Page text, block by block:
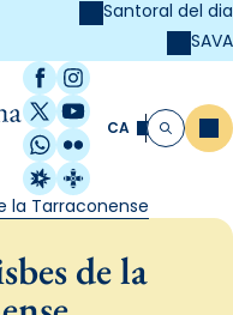
Santoral del dia
SAVA
Facebook
Instagram
X / Twitter
YouTube
WhatsApp
Flickr
Radio Estel
Catalunya
CA Cerca
la Tarraconense
de la